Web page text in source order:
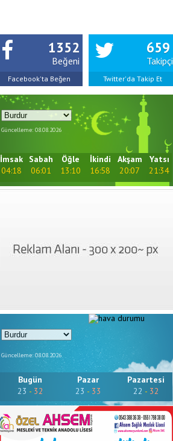
1352
Beğeni
Facebook'ta Beğen
659
Takipçi
Twitter'da Takip Et
Güncelleme: 08.08.2026
İmsak
04:18
Sabah
06:01
Öğle
13:10
İkindi
16:58
Akşam
20:07
Yatsı
21:34
Güncelleme: 08.08.2026
Bugün
23 - 32
Pazar
23 - 33
Pazartesi
22 - 32